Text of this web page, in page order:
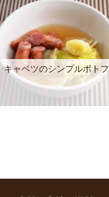
キャベツのシンプルポトフ